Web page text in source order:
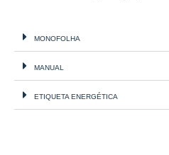
MONOFOLHA
MANUAL
ETIQUETA ENERGÉTICA